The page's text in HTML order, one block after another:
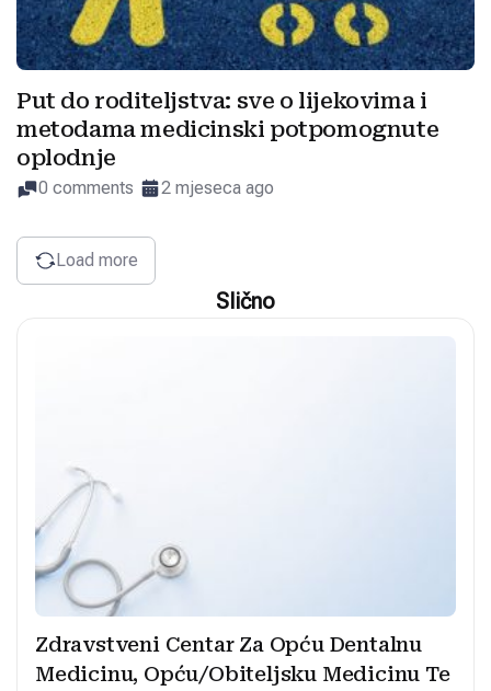
Put do roditeljstva: sve o lijekovima i
metodama medicinski potpomognute
oplodnje
0 comments 2 mjeseca ago
Load more
Slično
Zdravstveni Centar Za Opću Dentalnu
Medicinu, Opću/Obiteljsku Medicinu Te